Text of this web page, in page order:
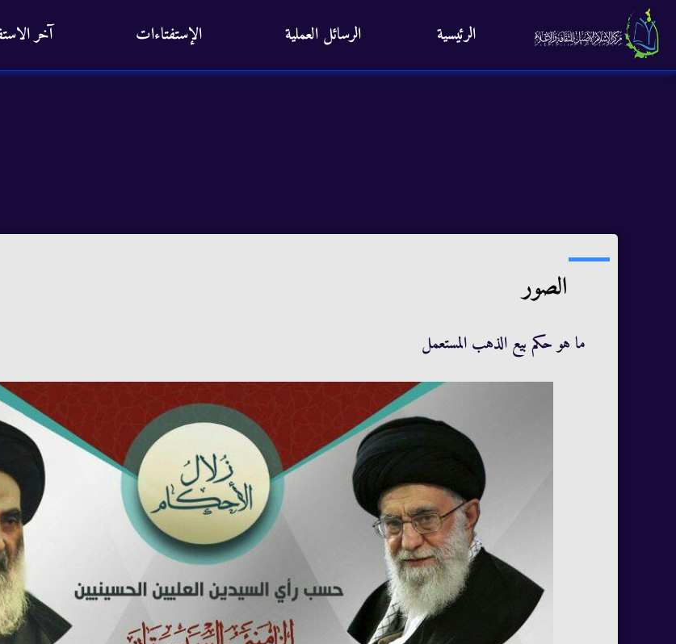
الرئيسية الرسائل العملية الإستفتاءات آخر
الصور
ما هو حكم بيع الذهب المستعمل